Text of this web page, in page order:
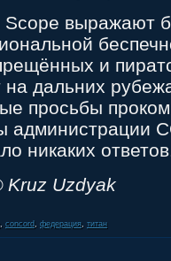
Scope выражают
и
на дальних
просьбы
администрации
никаких
Kruz Uzdyak
, concord, федерация, титан